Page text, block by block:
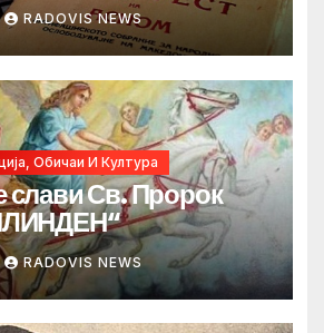
RADOVIS NEWS
Обичаи И Култура
слави Св. Пророк
RADOVIS NEWS